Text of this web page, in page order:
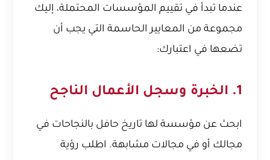
عندما تبدأ في تقييم المؤسسات المحتملة، إليك
مجموعة من المعايير الحاسمة التي يجب أن
تضعها في اعتبارك:
1. الخبرة وسجل الأعمال الناجح
ابحث عن مؤسسة لها تاريخ حافل بالنجاحات في
مجالك أو في مجالات مشابهة. اطلب رؤية